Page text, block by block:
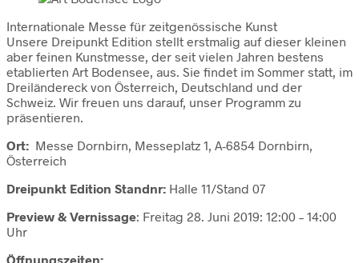
Internationale Messe für zeitgenössische Kunst
Unsere Dreipunkt Edition stellt erstmalig auf dieser kleinen
aber feinen Kunstmesse, der seit vielen Jahren bestens
etablierten Art Bodensee, aus. Sie findet im Sommer statt, im
Dreiländereck von Österreich, Deutschland und der
Schweiz. Wir freuen uns darauf, unser Programm zu
präsentieren.
Ort: Messe Dornbirn, Messeplatz 1, A-6854 Dornbirn,
Österreich
Dreipunkt Edition Standnr: Halle 11/Stand 07
Preview & Vernissage: Freitag 28. Juni 2019: 12:00 – 14:00
Uhr
Öffnungszeiten: